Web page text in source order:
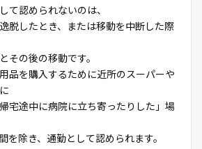
て認められないのは、
脱したとき、または移動を中断した際
その後の移動です。
品を購入するために近所のスーパーや
宅途中に病院に立ち寄ったりした」場
を除き、通勤として認められます。